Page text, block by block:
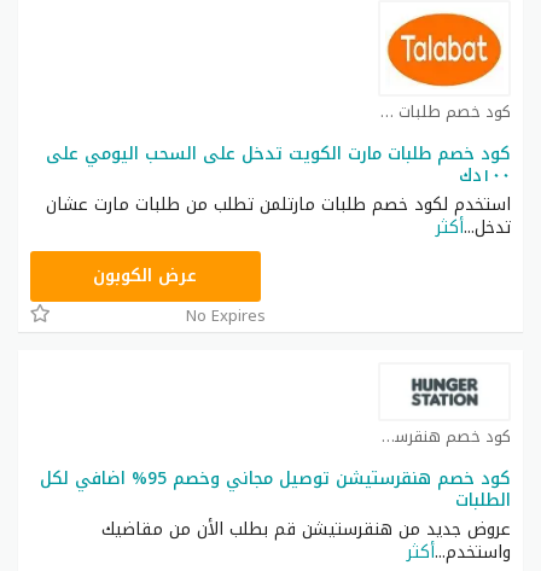
كود خصم طلبات كوبون
كود خصم طلبات مارت الكويت تدخل على السحب اليومي على
١٠٠دك
استخدم لكود خصم طلبات مارتلمن تطلب من طلبات مارت عشان
تدخل...أكثر
CHEFBJSعرض الكوبون
No Expires
كود خصم هنقرستيشن كوبون
كود خصم هنقرستيشن توصيل مجاني وخصم 95% اضافي لكل
الطلبات
عروض جديد من هنقرستيشن قم بطلب الأن من مقاضيك
واستخدم...أكثر